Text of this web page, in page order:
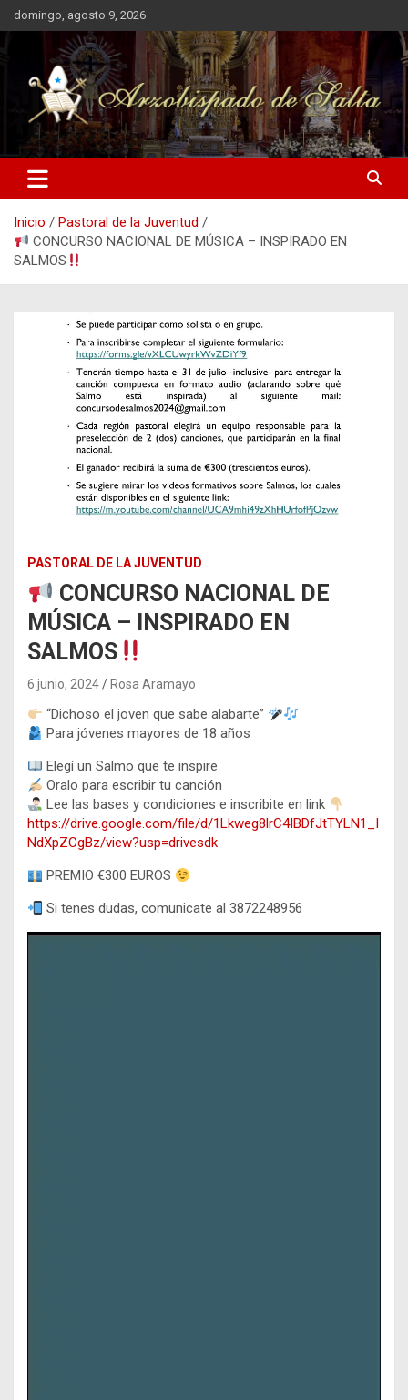
Saltar
al
contenido
domingo, agosto 9, 2026
Arzobispado de Salta
Arzobispado de Salta
Inicio
Pastoral de la Juventud
CONCURSO NACIONAL DE MÚSICA – INSPIRADO EN
SALMOS
PASTORAL DE LA JUVENTUD
CONCURSO NACIONAL DE
MÚSICA – INSPIRADO EN
SALMOS
6 junio, 2024 Rosa Aramayo
“Dichoso el joven que sabe alabarte”
Para jóvenes mayores de 18 años
Elegí un Salmo que te inspire
Oralo para escribir tu canción
Lee las bases y condiciones e inscribite en link
https://drive.google.com/file/d/1Lkweg8lrC4IBDfJtTYLN1_I
NdXpZCgBz/view?usp=drivesdk
PREMIO €300 EUROS
Si tenes dudas, comunicate al 3872248956